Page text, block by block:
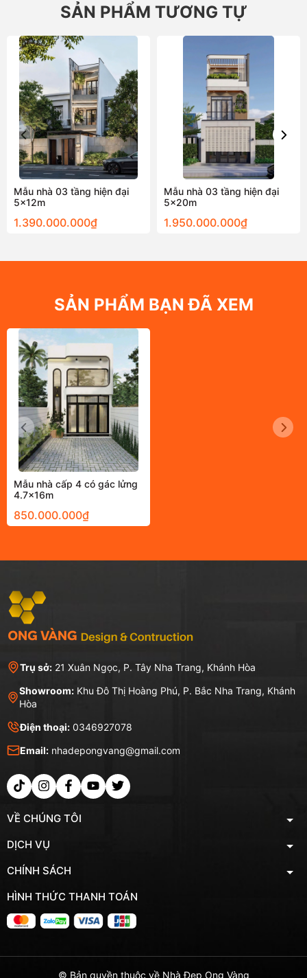
SẢN PHẨM TƯƠNG TỰ
Mẫu nhà 03 tầng hiện đại
5x12m
1.390.000.000₫
Mẫu nhà 03 tầng hiện đại
5x20m
1.950.000.000₫
SẢN PHẨM BẠN ĐÃ XEM
Mẫu nhà cấp 4 có gác lửng
4.7x16m
850.000.000₫
Trụ sở: 21 Xuân Ngọc, P. Tây Nha Trang, Khánh Hòa
Showroom:Khu Đô Thị Hoàng Phú, P. Bắc Nha Trang, Khánh
Hòa
Điện thoại: 0346927078
Email: nhadepongvang@gmail.com
VỀ CHÚNG TÔI
DỊCH VỤ
CHÍNH SÁCH
HÌNH THỨC THANH TOÁN
© Bản quyền thuộc về Nhà Đẹp Ong Vàng